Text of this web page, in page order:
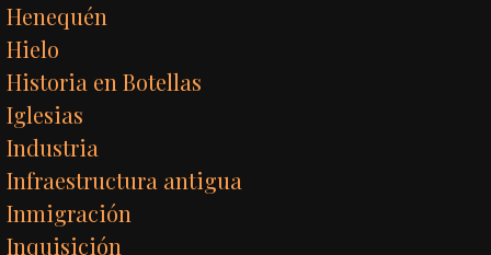
Henequén
Hielo
Historia en Botellas
Iglesias
Industria
Infraestructura antigua
Inmigración
Inquisición